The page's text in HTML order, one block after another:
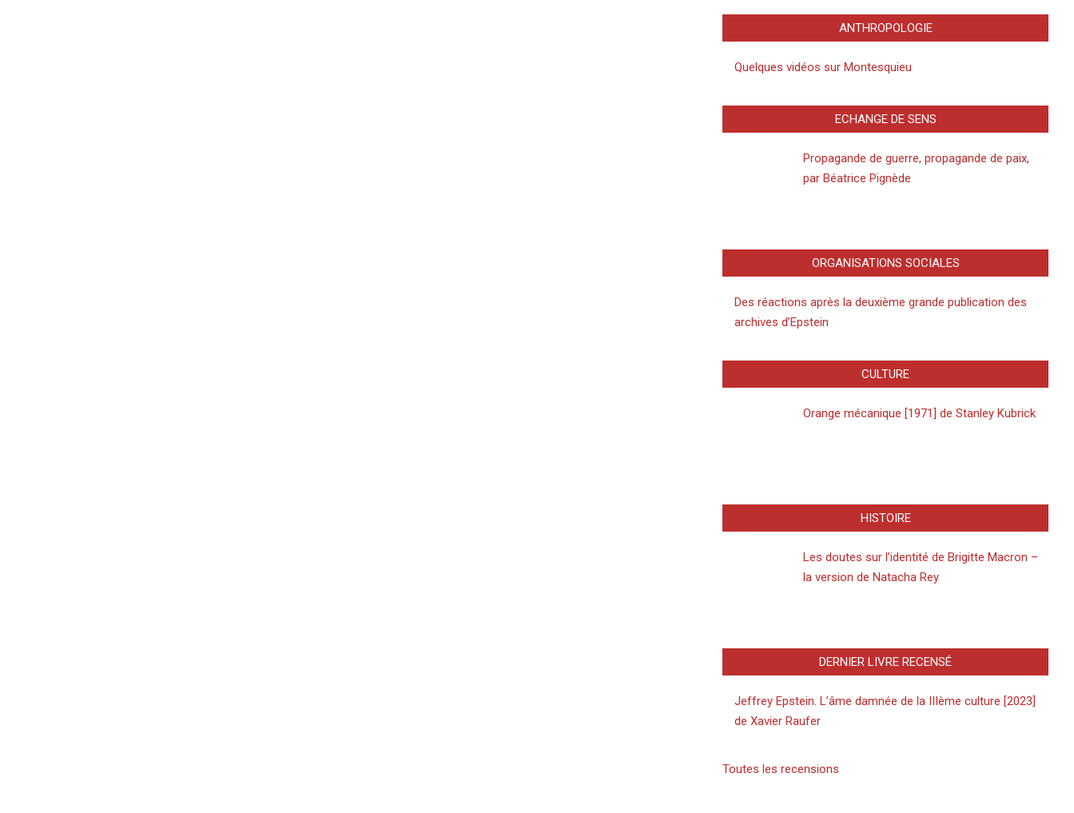
ANTHROPOLOGIE
Quelques vidéos sur Montesquieu
ECHANGE DE SENS
Propagande de guerre, propagande de paix,
par Béatrice Pignède
ORGANISATIONS SOCIALES
Des réactions après la deuxième grande publication des
archives d’Epstein
CULTURE
Orange mécanique [1971] de Stanley Kubrick
HISTOIRE
Les doutes sur l’identité de Brigitte Macron –
la version de Natacha Rey
DERNIER LIVRE RECENSÉ
Jeffrey Epstein. L’âme damnée de la IIIème culture [2023]
de Xavier Raufer
Toutes les recensions